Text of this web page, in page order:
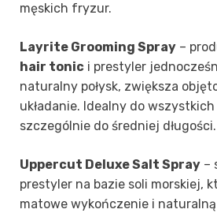
męskich fryzur.
Layrite Grooming Spray –
hair tonic i prestyler
naturalny połysk, zwiększa
układanie. Idealny do wszystkich
szczególnie do średniej długości.
Uppercut Deluxe Salt Spray –
prestyler na bazie soli morskiej,
matowe wykończenie i